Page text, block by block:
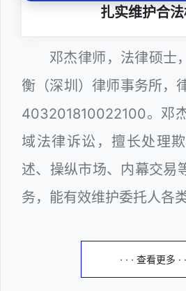
扎实维护合
邓杰律师，法律硕士
衡（深圳）律师事务所，
403201810022100。邓
域法律诉讼，擅长处理
述、操纵市场、内幕交易
务，能有效维护委托人各
· · · 查看更多 ·